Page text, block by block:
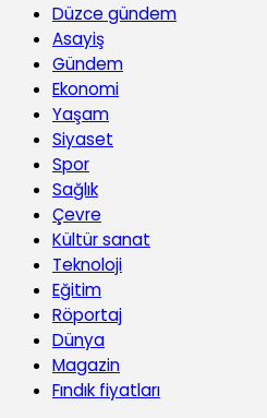
Düzce gündem
Asayiş
Gündem
Ekonomi
Yaşam
Siyaset
Spor
Sağlık
Çevre
Kültür sanat
Teknoloji
Eğitim
Röportaj
Dünya
Magazin
Fındık fiyatları